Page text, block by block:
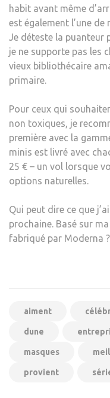
habit avant même
est également l’une
Je déteste la puanteur
je ne supporte pas les
vieux bibliothécaire
primaire.
Pour ceux qui
non toxiques, je
première avec la
minis est livré avec
25 € – un vol lorsque
options naturelles.
Qui peut dire ce que
prochaine. Basé sur
fabriqué par Moderna ?
aiment
dune
masques
provient